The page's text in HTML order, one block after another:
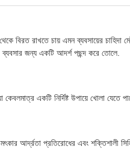
বিরত রাখতে চায় এমন ব্যবসায়ের
জন্য একটি আদর্শ পছন্দ করে তোলে.
একটি নির্দিষ্ট উপায়ে খোলা যেতে
আর্দ্রতা প্রতিরোধের এবং শক্তিশালী